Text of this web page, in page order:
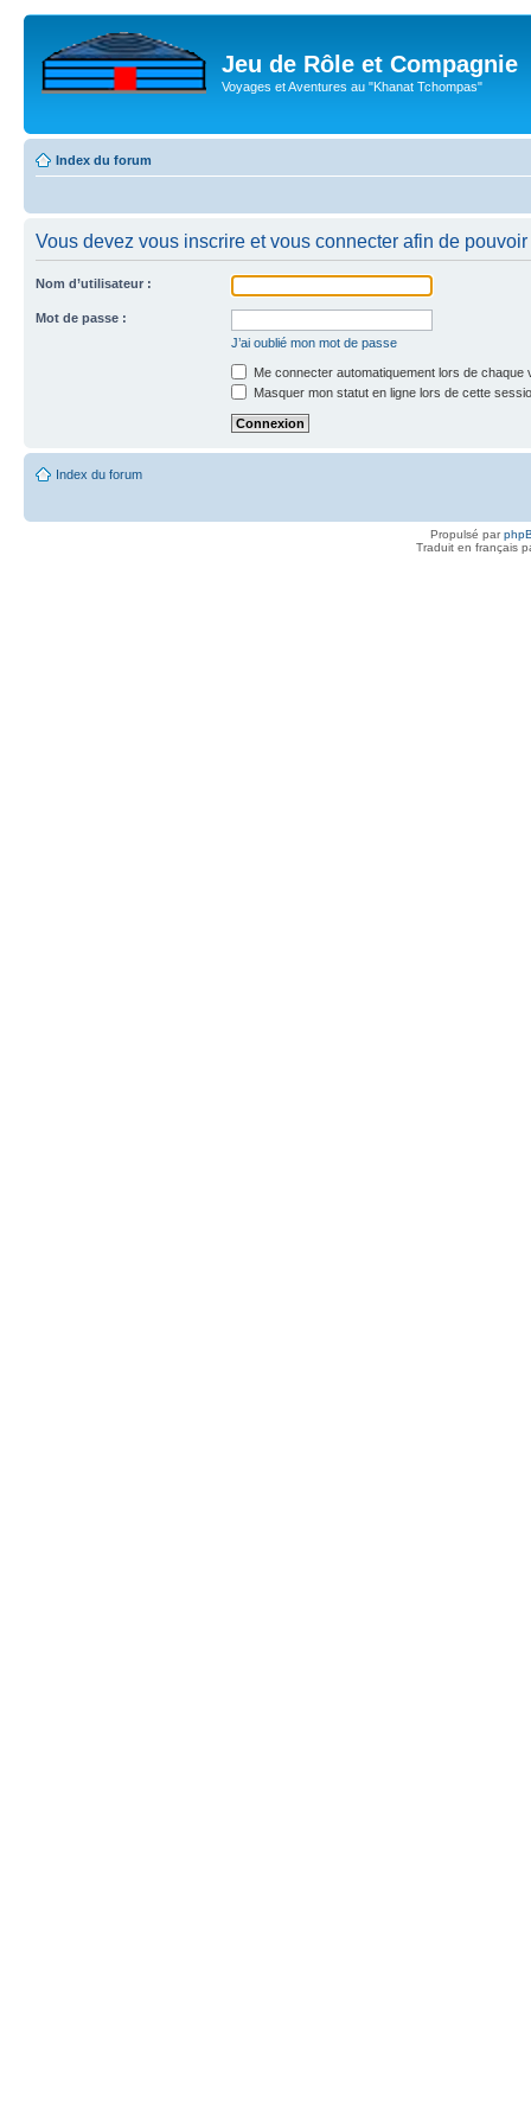
Jeu de Rôle et Compagnie
Voyages et Aventures au "Khanat Tchompas"
Index du forum
Vous devez vous inscrire et vous connecter afin de
Nom d’utilisateur :
Mot de passe :
J’ai oublié mon mot de passe
Me connecter automatiquement lors de chaque
Masquer mon statut en ligne lors de cette
Index du forum
Propulsé par
Traduit en français